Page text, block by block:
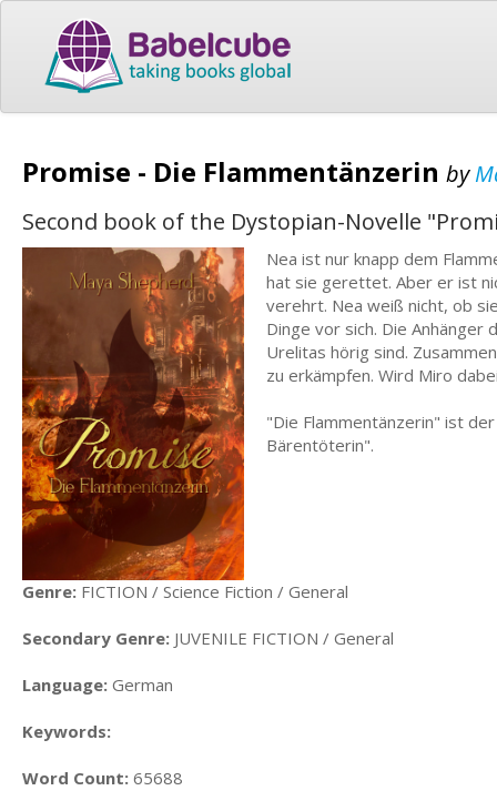
Promise - Die Flammentänzerin by
Second book of the Dystopian-Novelle
Nea ist nur knapp dem
hat sie gerettet. Aber er ist
verehrt. Nea weiß nicht, ob
Dinge vor sich. Die Anhänger
Urelitas hörig sind.
zu erkämpfen. Wird Miro
"Die Flammentänzerin" ist
Bärentöterin".
Genre: FICTION / Science Fiction / General
Secondary Genre: JUVENILE FICTION / General
Language: German
Keywords:
Word Count: 65688